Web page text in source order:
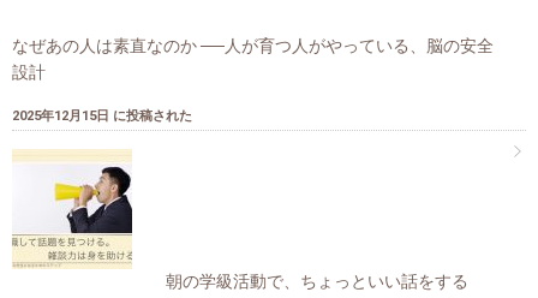
なぜあの人は素直なのか ──人が育つ人がやっている、脳の安全
設計
2025年12月15日 に投稿された
朝の学級活動で、ちょっといい話をする